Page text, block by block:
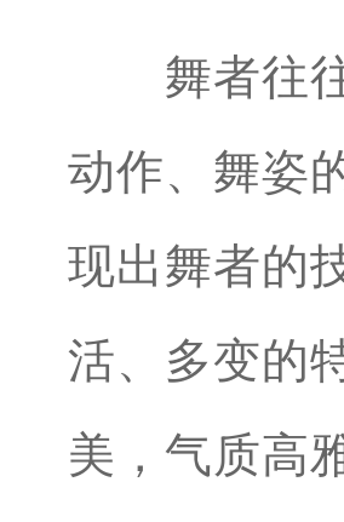
舞者往往
动作、舞姿
现出舞者的
活、多变的
美，气质高